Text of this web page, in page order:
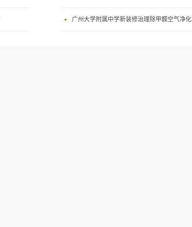
广州大学附属中学新装修治理除甲醛空气净化